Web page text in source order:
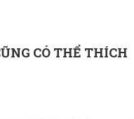
CÓ THỂ THÍCH